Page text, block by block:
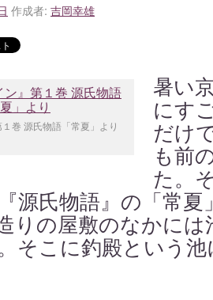
作成者: 吉岡幸雄
１巻 源氏物語「常夏」より
暑い
にす
だけ
も前
た。
源氏物語』の「常夏
りの屋敷のなかに
そこに釣殿という